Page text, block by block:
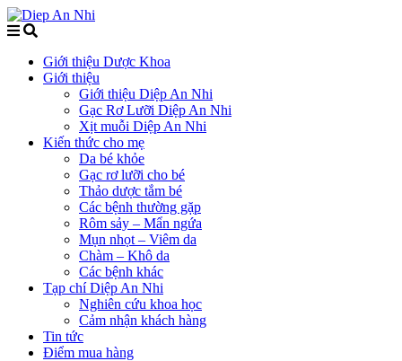
Giới thiệu Dược Khoa
Giới thiệu
Giới thiệu Diệp An Nhi
Gạc Rơ Lưỡi Diệp An Nhi
Xịt muỗi Diệp An Nhi
Kiến thức cho mẹ
Da bé khỏe
Gạc rơ lưỡi cho bé
Thảo dược tắm bé
Các bệnh thường gặp
Rôm sảy – Mẩn ngứa
Mụn nhọt – Viêm da
Chàm – Khô da
Các bệnh khác
Tạp chí Diệp An Nhi
Nghiên cứu khoa học
Cảm nhận khách hàng
Tin tức
Điểm mua hàng